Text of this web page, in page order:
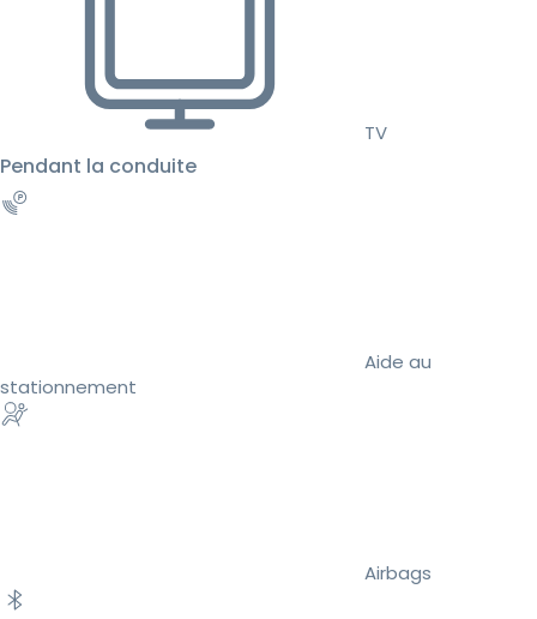
TV
Pendant la conduite
Aide au
stationnement
Airbags